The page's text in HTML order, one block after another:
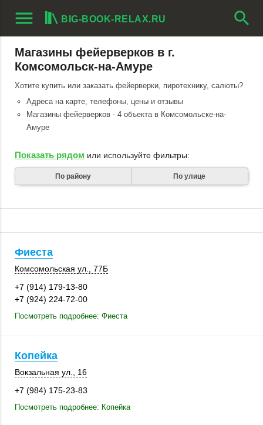
menu BIG-BOOK-RELAX.RU search
Магазины фейерверков в г.
Комсомольск-на-Амуре
Хотите купить или заказать фейерверки, пиротехнику, салюты?
Адреса на карте, телефоны, цены и отзывы
Магазины фейерверков - 4 объекта в Комсомольске-на-
Амуре
Показать рядом или используйте фильтры:
По району По улице
Фиеста
Комсомольская ул.
77Б
+7 (914) 179-13-80
+7 (924) 224-72-00
Посмотреть подробнее: Фиеста
Копейка
Вокзальная ул., 16
+7 (984) 175-23-83
Посмотреть подробнее: Копейка